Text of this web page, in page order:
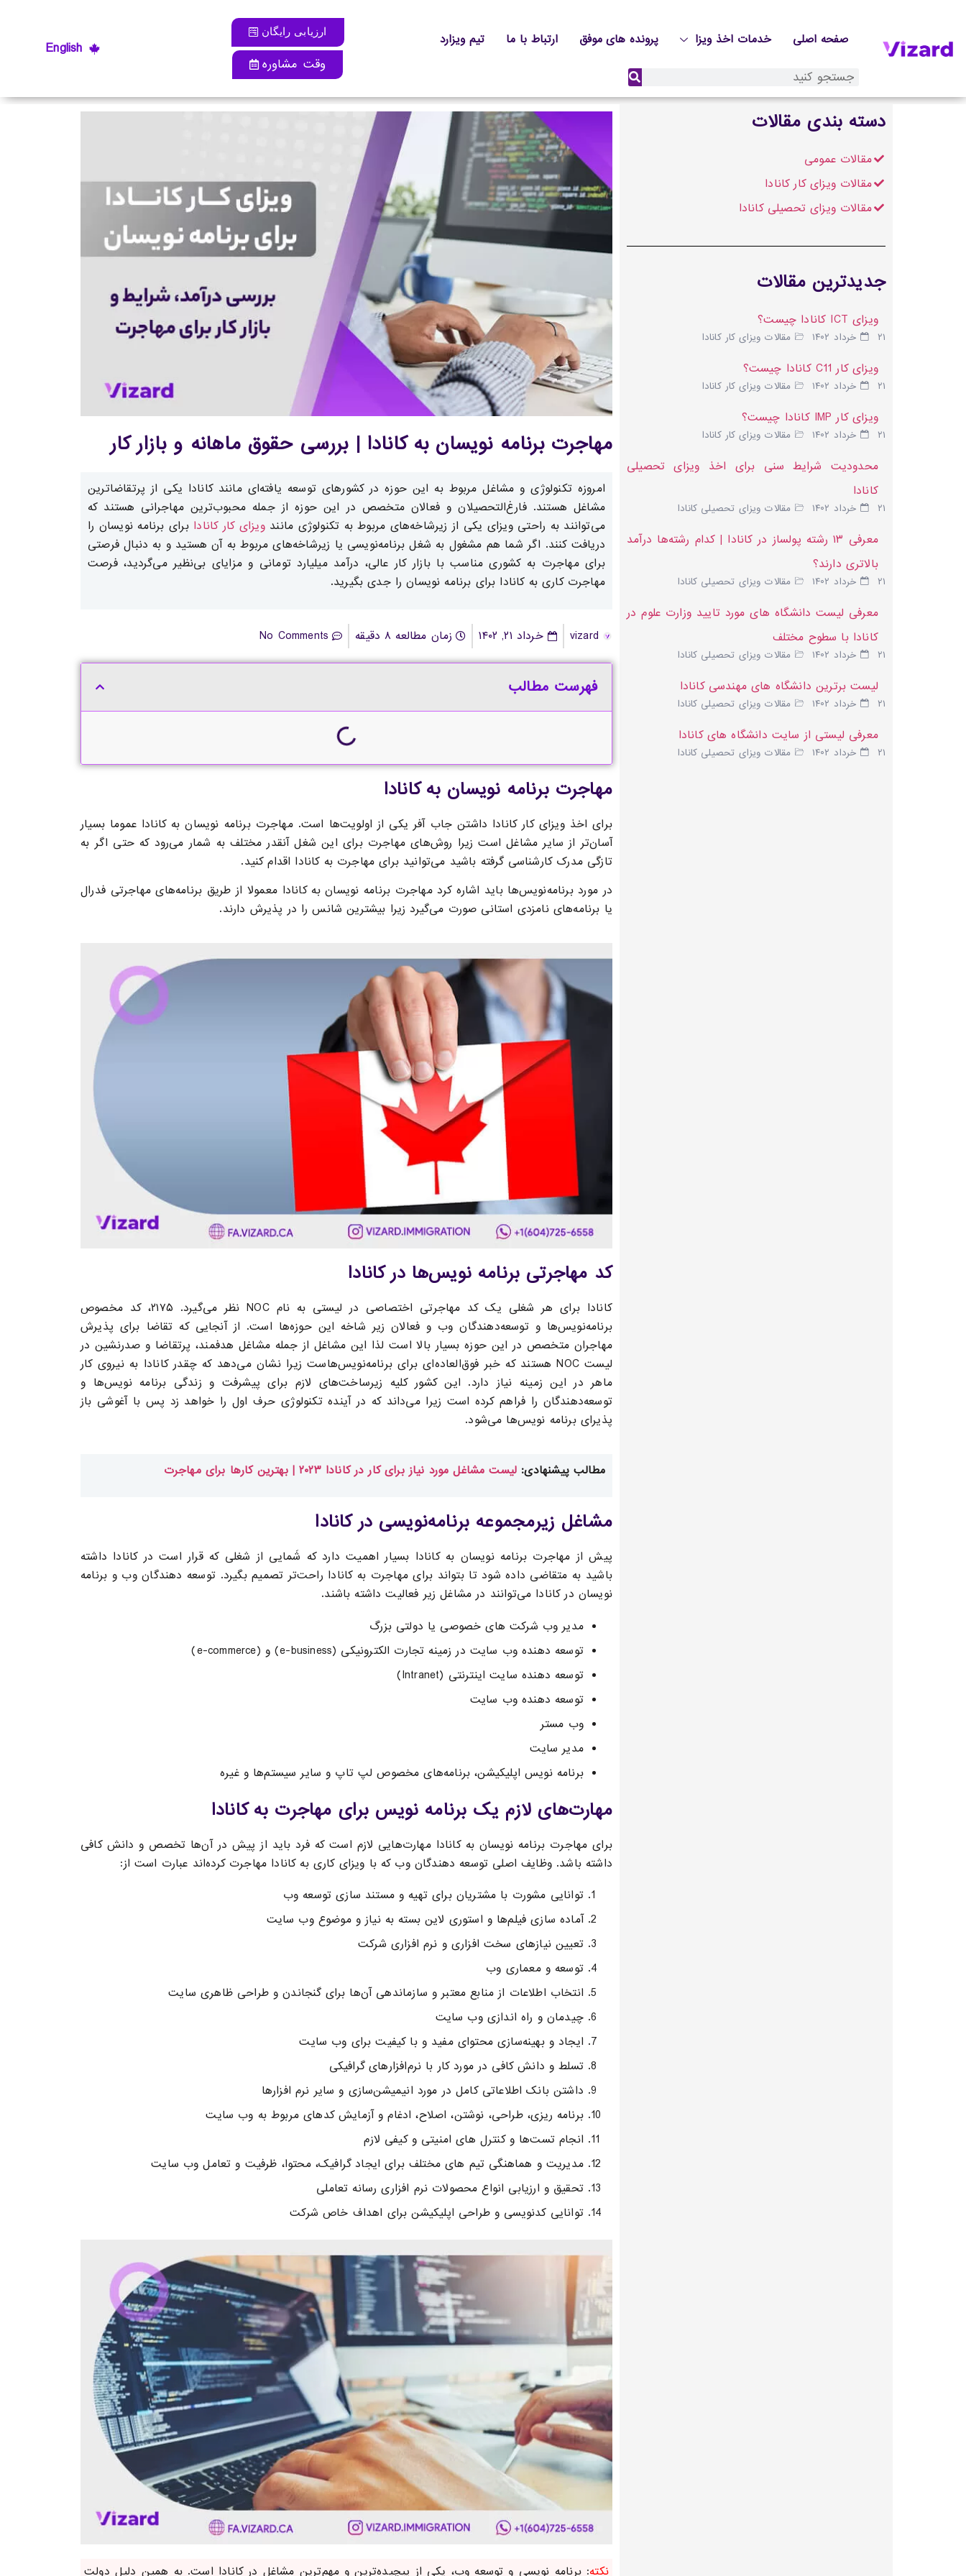
صفحه اصلی خدمات اخذ ویزا پرونده های موفق ارتباط با ما تیم ویزارد ارزیابی رایگان
وقت مشاوره
English
دسته بندی مقالات
مقالات عمومی
مقالات ویزای کار کانادا
مقالات ویزای تحصیلی کانادا
جدیدترین مقالات
ویزای ICT کانادا چیست؟
۲۱ خرداد ۱۴۰۲ مقالات ویزای کار کانادا
ویزای کار C11 کانادا چیست؟
۲۱ خرداد ۱۴۰۲ مقالات ویزای کار کانادا
ویزای کار IMP کانادا چیست؟
۲۱ خرداد ۱۴۰۲ مقالات ویزای کار کانادا
محدودیت شرایط سنی برای اخذ ویزای تحصیلی
کانادا
۲۱ خرداد ۱۴۰۲ مقالات ویزای تحصیلی کانادا
معرفی ۱۳ رشته پولساز در کانادا | کدام رشته‌ها درآمد
بالاتری دارند؟
۲۱ خرداد ۱۴۰۲ مقالات ویزای تحصیلی کانادا
معرفی لیست دانشگاه‌ های مورد تایید وزارت علوم در
کانادا با سطوح مختلف
۲۱ خرداد ۱۴۰۲ مقالات ویزای تحصیلی کانادا
لیست برترین دانشگاه های مهندسی کانادا
۲۱ خرداد ۱۴۰۲ مقالات ویزای تحصیلی کانادا
معرفی لیستی از سایت دانشگاه های کانادا
۲۱ خرداد ۱۴۰۲ مقالات ویزای تحصیلی کانادا
مهاجرت برنامه نویسان به کانادا | بررسی حقوق ماهانه و بازار کار
امروزه تکنولوژی و مشاغل مربوط به این حوزه در کشورهای توسعه یافته‌ای مانند کانادا یکی از پرتقاضاترین
مشاغل هستند. فارغ‌التحصیلان و فعالان متخصص در این حوزه از جمله محبوب‌ترین مهاجرانی هستند که
می‌توانند به راحتی ویزای یکی از زیرشاخه‌های مربوط به تکنولوژی مانندویزای کار کانادا برای برنامه‌ نویسان را
دریافت کنند. اگر شما هم مشغول به شغل برنامه‌نویسی یا زیرشاخه‌های مربوط به آن هستید و به دنبال فرصتی
برای مهاجرت به کشوری مناسب با بازار کار عالی، درآمد میلیارد تومانی و مزایای بی‌نظیر می‌گردید، فرصت
مهاجرت کاری به کانادا برای برنامه نویسان را جدی بگیرید.
vizard خرداد ۲۱, ۱۴۰۲ زمان مطالعه ۸ دقیقه No Comments
فهرست مطالب
مهاجرت برنامه نویسان به کانادا
برای اخذ ویزای کار کانادا داشتن جاب آفر یکی از اولویت‌ها است.مهاجرت برنامه نویسان به کانادا عموما بسیار
آسان‌تر از سایر مشاغل است زیرا روش‌های مهاجرت برای این شغل آنقدر مختلف به شمار می‌رود که حتی اگر به
تازگی مدرک کارشناسی گرفته باشید می‌توانید برای مهاجرت به کانادا اقدام کنید.
در مورد برنامه‌نویس‌ها باید اشاره کردمهاجرت برنامه نویسان به کانادا معمولا از طریق برنامه‌های مهاجرتی فدرال
یا برنامه‌های نامزدی استانی صورت می‌گیرد زیرا بیشترین شانس را در پذیرش دارند.
کد مهاجرتی برنامه نویس‌ها در کانادا
کانادا برای هر شغلی یک کد مهاجرتی اختصاصی در لیستی به نام NOC نظر می‌گیرد. ۲۱۷۵، کد مخصوص
برنامه‌نویس‌ها و توسعه‌دهندگان وب و فعالان زیر شاخه این حوزه‌ها است. از آنجایی که تقاضا برای پذیرش
مهاجران متخصص در این حوزه بسیار بالا است لذا این مشاغل از جمله مشاغل هدفمند، پرتقاضا و صدرنشین در
لیست NOC هستند که خبر فوق‌العاده‌ای برای برنامه‌نویس‌هاست زیرا نشان می‌دهد که چقدر کانادا به نیروی کار
ماهر در این زمینه نیاز دارد. این کشور کلیه زیرساخت‌های لازم برای پیشرفت و زندگی برنامه نویس‌ها و
توسعه‌دهندگان را فراهم کرده است زیرا می‌داند که در آینده تکنولوژی حرف اول را خواهد زد پس با آغوشی باز
پذیرای برنامه نویس‌ها می‌شود.
مطالب پیشنهادی: لیست مشاغل مورد نیاز برای کار در کانادا ۲۰۲۳ | بهترین کارها برای مهاجرت
مشاغل زیرمجموعه برنامه‌نویسی در کانادا
پیش از مهاجرت برنامه نویسان به کانادا بسیار اهمیت دارد که شَمایی از شغلی که قرار است در کانادا داشته
باشید به متقاضی داده شود تا بتواند برای مهاجرت به کانادا راحت‌تر تصمیم بگیرد. توسعه دهندگان وب و برنامه
نویسان در کانادا می‌توانند در مشاغل زیر فعالیت داشته باشند.
مدیر وب شرکت های خصوصی یا دولتی بزرگ
توسعه دهنده وب سایت در زمینه تجارت الکترونیکی (e-business) و (e-commerce)
توسعه دهنده سایت اینترنتی (Intranet)
توسعه دهنده وب سایت
وب مستر
مدیر سایت
برنامه نویس اپلیکیشن، برنامه‌های مخصوص لپ تاپ و سایر سیستم‌ها و غیره
مهارت‌های لازم یک برنامه نویس برای مهاجرت به کانادا
برای مهاجرت برنامه نویسان به کانادا مهارت‌هایی لازم است که فرد باید از پیش در آن‌ها تخصص و دانش کافی
داشته باشد. وظایف اصلی توسعه دهندگان وب که با ویزای کاری به کانادا مهاجرت کرده‌اند عبارت است از:
توانایی مشورت با مشتریان برای تهیه و مستند سازی توسعه وب
آماده سازی فیلم‌ها و استوری لاین بسته به نیاز و موضوع وب سایت
تعیین نیازهای سخت افزاری و نرم افزاری شرکت
توسعه و معماری وب
انتخاب اطلاعات از منابع معتبر و سازماندهی آن‌ها برای گنجاندن و طراحی ظاهری سایت
چیدمان و راه اندازی وب سایت
ایجاد و بهینه‌سازی محتوای مفید و با کیفیت برای وب سایت
تسلط و دانش کافی در مورد کار با نرم‌افزارهای گرافیکی
داشتن بانک اطلاعاتی کامل در مورد انیمیشن‌سازی و سایر نرم افزارها
برنامه ریزی، طراحی، نوشتن، اصلاح، ادغام و آزمایش کدهای مربوط به وب سایت
انجام تست‌ها و کنترل های امنیتی و کیفی لازم
مدیریت و هماهنگی تیم های مختلف برای ایجاد گرافیک، محتوا، ظرفیت و تعامل وب سایت
تحقیق و ارزیابی انواع محصولات نرم افزاری رسانه تعاملی
توانایی کدنویسی و طراحی اپلیکیشن برای اهداف خاص شرکت
نکته: برنامه نویسی و توسعه وب، یکی از پیچیده‌ترین و مهم‌ترین مشاغل در کانادا است. به همین دلیل دولت